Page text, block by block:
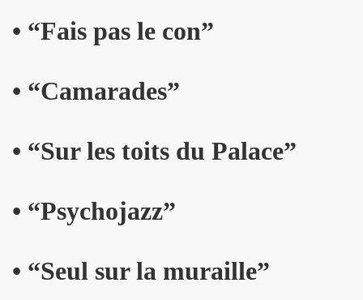
• “Fais pas le con”
• “Camarades”
• “Sur les toits du Palace”
• “Psychojazz”
• “Seul sur la muraille”
"IN&OUT FESTIVAL", du 27 avril au 1er mai 2017 a
FRANCE dans le cadre de l'exposition "L'esprit
detaillee des reeditions remasterisees 2017 des
le 29 octobre 2016 au Trianon : compte rendu.